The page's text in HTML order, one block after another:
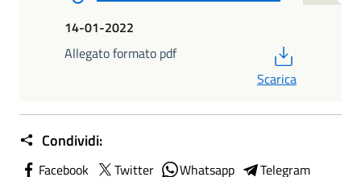
14-01-2022
Allegato formato pdf
Scarica
Condividi:
Facebook Twitter Whatsapp Telegram